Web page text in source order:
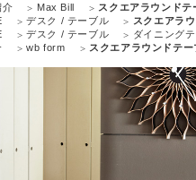
介 Max Bill
スクエアラウンドテ
デスク / テーブル
スクエアラ
デスク / テーブル ダイニング
wb form スクエアラウンドテー